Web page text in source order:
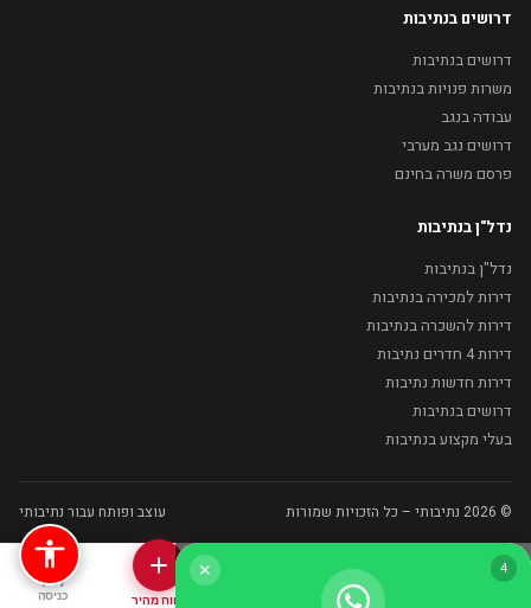
דרושים בנתיבות
דרושים בנתיבות
משרות פנויות בנתיבות
עבודה בנגב
דרושים נגב מערבי
פרסם משרה בחינם
נדל"ן בנתיבות
נדל"ן בנתיבות
דירות למכירה בנתיבות
דירות להשכרה בנתיבות
דירות 4 חדרים נתיבות
דירות חדשות נתיבות
דרושים בנתיבות
בעלי מקצוע בנתיבות
© 2026 נתיבותי – כל הזכויות שמורות עוצב ופותח עבור נתיבותי
✕ 3
נדל"ן דיווח מהיר כניסה